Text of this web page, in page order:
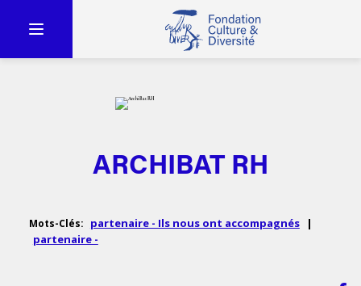
ARCHIBAT RH
Mots-Clés: partenaire - Ils nous ont accompagnés
|
partenaire -